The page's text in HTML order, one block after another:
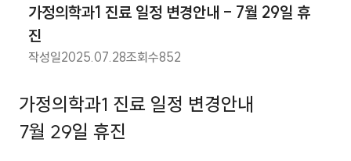
가정의학과1 진료 일정 변경안내 - 7월 29일 휴
진
작성일2025.07.28조회수852
가정의학과1 진료 일정 변경안내
7월 29일 휴진